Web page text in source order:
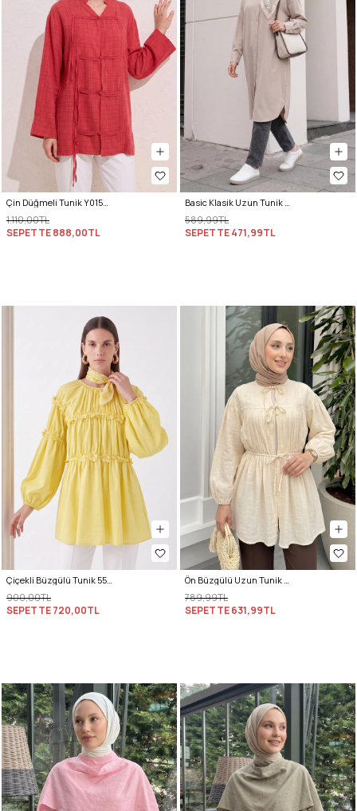
Çin Düğmeli Tunik Y0158 - KIRMIZI
1.110,00TL
SEPETTE888,00TL
Basic Klasik Uzun Tunik 4061 - TAŞ RENGİ
589,99TL
SEPETTE471,99TL
Çiçekli Büzgülü Tunik 5501 - SARI
900,00TL
SEPETTE720,00TL
Ön Büzgülü Uzun Tunik 262338 - BEJ
789,99TL
SEPETTE631,99TL